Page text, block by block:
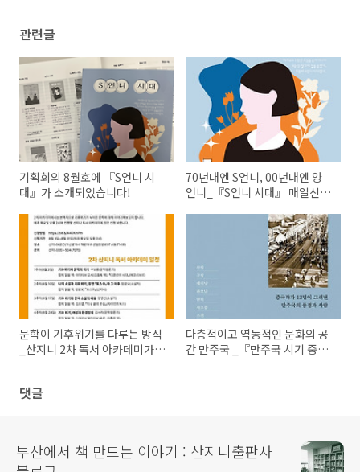
관련글
기획회의 8월호에 『S언니 시
대』가 소개되었습니다!
70년대엔 S언니, 00년대엔 양
언니_『S언니 시대』 매일신문
문학이 기후위기를 다루는 방식
_산지니 2차 독서 아카데미가 <
다층적이고 역동적인 문화의 공
간 만주국 _『만주국 시기 중국
댓글
부산에서 책 만드는 이야기 : 산지니출판사